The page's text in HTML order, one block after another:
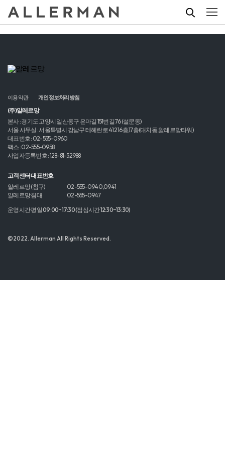
이용약관 개인정보처리방침
(주)알레르망
본사 : 경기도 고양시 일산동구 은마길 151번길 76 (설문동)
서울 사무실 : 서울특별시 강남구 테헤란로 412 16층,17층(대치동,알레르망타워)
대표번호 : 02-555-0960
팩스 : 02-555-0958
사업자등록번호 : 128-81-52988
고객센터 대표번호
알레르망 (침구)
02-555-0940,0941
알레르망 침대
02-555-0947
운영시간 평일 09:00~17:30 (점심시간 12:30~13:30)
©2022. Allerman All Rights Reserved.